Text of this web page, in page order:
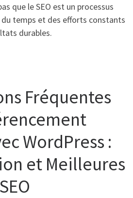
que le SEO est un processus
temps et des efforts constants
durables.
Fréquentes
WordPress :
et Meilleures